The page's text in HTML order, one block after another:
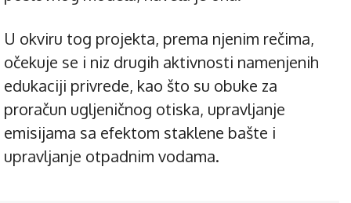
U okviru tog projekta, prema njenim rečima,
očekuje se i niz drugih aktivnosti namenjenih
edukaciji privrede, kao što su obuke za
proračun ugljeničnog otiska, upravljanje
emisijama sa efektom staklene bašte i
upravljanje otpadnim vodama.